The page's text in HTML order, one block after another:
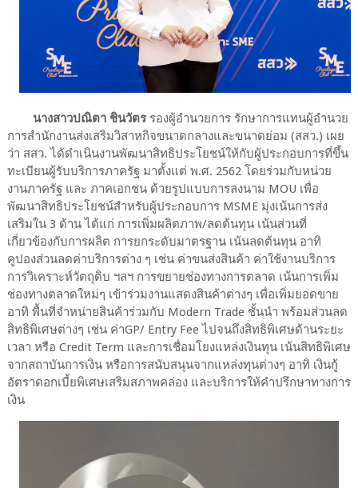
นางสาวปณิตา ชินวัตรรองผู้อำนวยการ รักษาการแทนผู้อำนวย
การสำนักงานส่งเสริมวิสาหกิจขนาดกลางและขนาดย่อม (สสว.) เผย
ว่า สสว. ได้ดำเนินงานพัฒนาสิทธิประโยชน์ให้กับผู้ประกอบการที่ขึ้น
ทะเบียนผู้รับบริการภาครัฐ มาตั้งแต่ พ.ศ. 2562 โดยร่วมกับหน่วย
งานภาครัฐ และ ภาคเอกชน ด้วยรูปแบบการลงนาม MOU เพื่อ
พัฒนาสิทธิประโยชน์สำหรับผู้ประกอบการ MSME มุ่งเน้นการส่ง
เสริมใน 3 ด้าน ได้แก่ การเพิ่มผลิตภาพ/ลดต้นทุน เน้นส่วนที่
เกี่ยวข้องกับการผลิต การยกระดับมาตรฐาน เน้นลดต้นทุน อาทิ
คูปองส่วนลดค่าบริการต่าง ๆ เช่น ค่าขนส่งสินค้า ค่าใช้งานบริการ
การวิเคราะห์วัตถุดิบ ฯลฯ การขยายช่องทางการตลาด เน้นการเพิ่ม
ช่องทางตลาดใหม่ๆ เข้าร่วมงานแสดงสินค้าต่างๆ เพื่อเพิ่มยอดขาย
อาทิ พื้นที่จำหน่ายสินค้าร่วมกับ Modern Trade ชั้นนำ พร้อมส่วนลด
สิทธิพิเศษต่างๆ เช่น ค่าGP/ Entry Fee ไปจนถึงสิทธิพิเศษด้านระยะ
เวลา หรือ Credit Term และการเชื่อมโยงแหล่งเงินทุน เน้นสิทธิพิเศษ
จากสถาบันการเงิน หรือการสนับสนุนจากแหล่งทุนต่างๆ อาทิ เงินกู้
อัตราดอกเบี้ยพิเศษเสริมสภาพคล่อง และบริการให้คำปรึกษาทางการ
เงิน